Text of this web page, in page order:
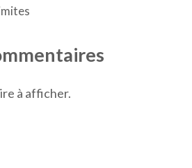
à afficher.